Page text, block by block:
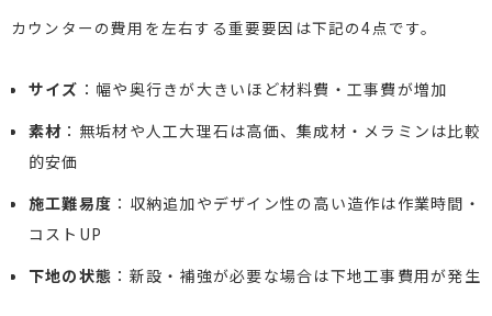
カウンターの費用を左右する重要要因は下記の4点です。
サイズ ：幅や奥行きが大きいほど材料費・工事費が増加
素材 ：無垢材や人工大理石は高価、集成材・メラミンは比較
的安価
施工難易度 ：収納追加やデザイン性の高い造作は作業時間・
コストUP
下地の状態 ：新設・補強が必要な場合は下地工事費用が発生